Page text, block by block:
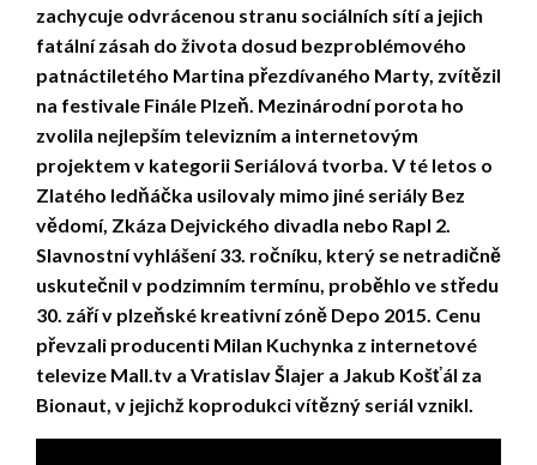
zachycuje odvrácenou stranu sociálních sítí a jejich
fatální zásah do života dosud bezproblémového
patnáctiletého Martina přezdívaného Marty, zvítězil
na festivale Finále Plzeň. Mezinárodní porota ho
zvolila nejlepším televizním a internetovým
projektem v kategorii Seriálová tvorba. V té letos o
Zlatého ledňáčka usilovaly mimo jiné seriály Bez
vědomí, Zkáza Dejvického divadla nebo Rapl 2.
Slavnostní vyhlášení 33. ročníku, který se netradičně
uskutečnil v podzimním termínu, proběhlo ve středu
30. září v plzeňské kreativní zóně Depo 2015. Cenu
převzali producenti Milan Kuchynka z internetové
televize Mall.tv a Vratislav Šlajer a Jakub Košťál za
Bionaut, v jejichž koprodukci vítězný seriál vznikl.